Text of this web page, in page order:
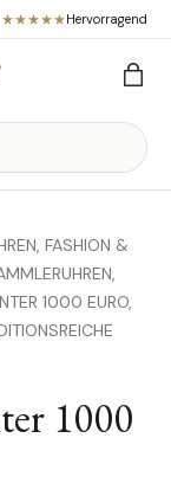
Hervorragend
FASHION &
1000 EURO,
1000